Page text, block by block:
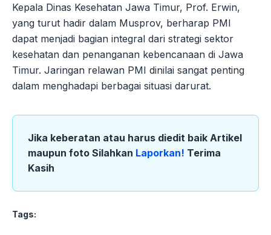
Kepala Dinas Kesehatan Jawa Timur, Prof. Erwin,
yang turut hadir dalam Musprov, berharap PMI
dapat menjadi bagian integral dari strategi sektor
kesehatan dan penanganan kebencanaan di Jawa
Timur. Jaringan relawan PMI dinilai sangat penting
dalam menghadapi berbagai situasi darurat.
Jika keberatan atau harus diedit baik Artikel
maupun foto Silahkan Laporkan! Terima
Kasih
Tags: